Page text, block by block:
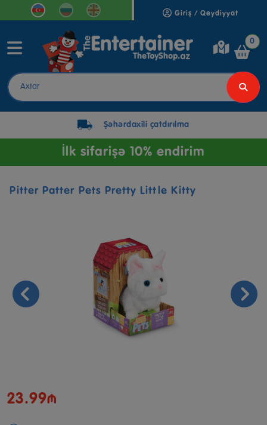
Giriş / Qeydiyyat
0
Şəhərdaxili çatdırılma
İlk sifarişə 10% endirim
Pitter Patter Pets Pretty Little Kitty
23.99₼